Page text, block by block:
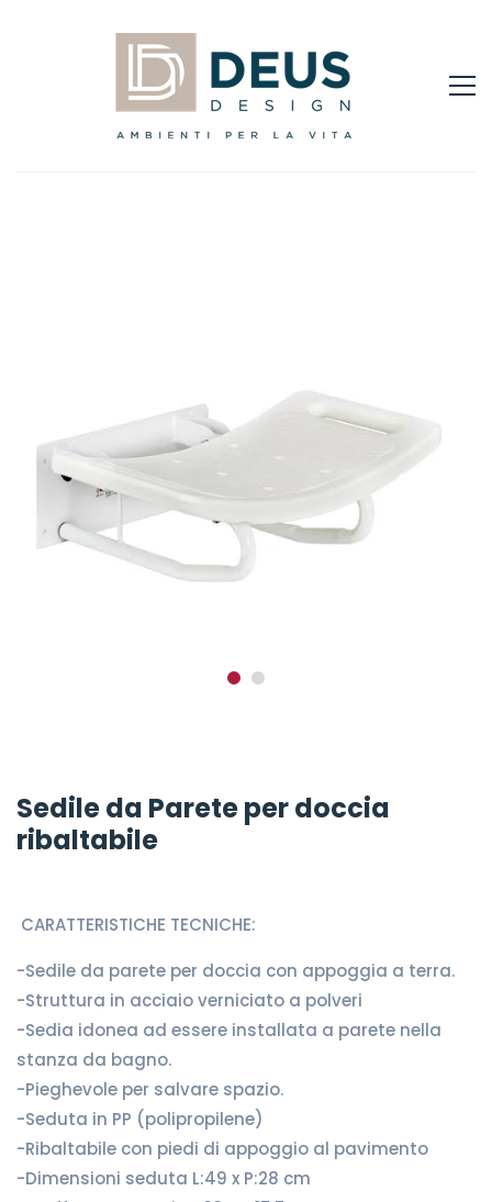
Sedile da Parete per doccia
ribaltabile
CARATTERISTICHE TECNICHE:
-Sedile da parete per doccia con appoggia a terra.
-Struttura in acciaio verniciato a polveri
-Sedia idonea ad essere installata a parete nella
stanza da bagno.
-Pieghevole per salvare spazio.
-Seduta in PP (polipropilene)
-Ribaltabile con piedi di appoggio al pavimento
-Dimensioni seduta L:49 x P:28 cm